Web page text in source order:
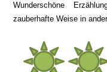
Wunderschöne
zauberhafte Weise in